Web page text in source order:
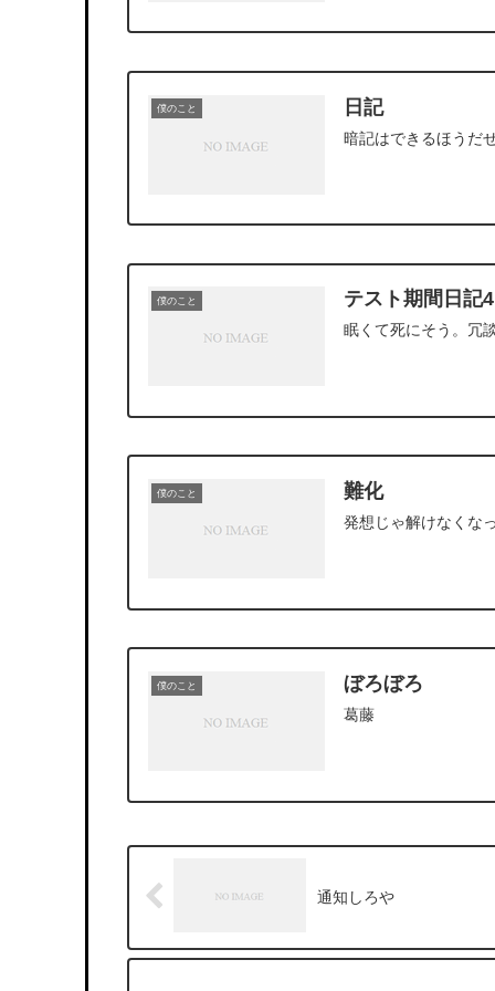
僕のこと 日記
暗記はできるほうだ
僕のこと テスト期間日記4
眠くて死にそう。冗
僕のこと 難化
発想じゃ解けなくな
僕のこと ぼろぼろ
葛藤
通知しろや